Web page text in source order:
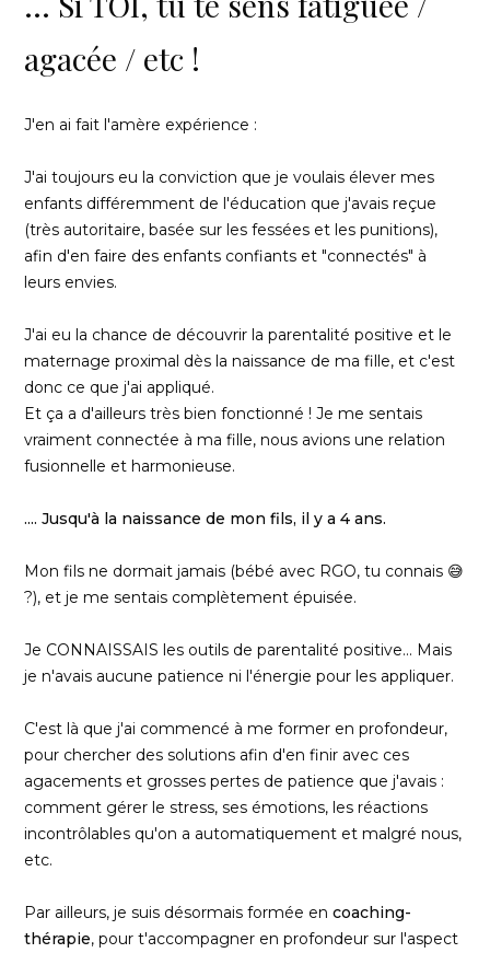
agacée / etc !
J'en ai fait l'amère expérience :
J'ai toujours eu la conviction que je voulais élever mes
enfants différemment de l'éducation que j'avais reçue
(très autoritaire, basée sur les fessées et les punitions),
afin d'en faire des enfants confiants et "connectés" à
leurs envies.
J'ai eu la chance de découvrir la parentalité positive et le
maternage proximal dès la naissance de ma fille, et c'est
donc ce que j'ai appliqué.
Et ça a d'ailleurs très bien fonctionné ! Je me sentais
vraiment connectée à ma fille, nous avions une relation
fusionnelle et harmonieuse.
.... Jusqu'à la naissance de mon fils, il y a 4 ans.
Mon fils ne dormait jamais (bébé avec RGO, tu connais 😅
?), et je me sentais complètement épuisée.
Je CONNAISSAIS les outils de parentalité positive... Mais
je n'avais aucune patience ni l'énergie pour les appliquer.
C'est là que j'ai commencé à me former en profondeur,
pour chercher des solutions afin d'en finir avec ces
agacements et grosses pertes de patience que j'avais :
comment gérer le stress, ses émotions, les réactions
incontrôlables qu'on a automatiquement et malgré nous,
etc.
Par ailleurs, je suis désormais formée en coaching-
thérapie, pour t'accompagner en profondeur sur l'aspect